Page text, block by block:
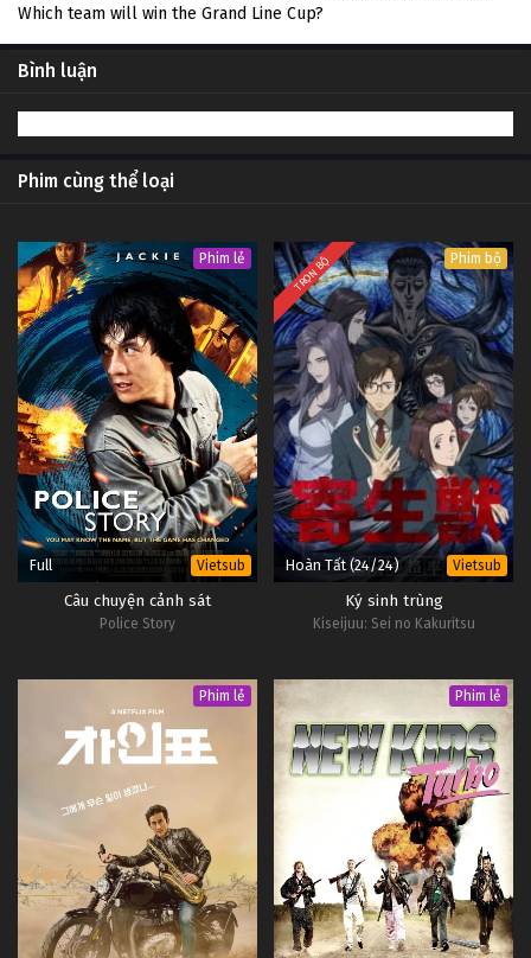
Which team will win the Grand Line Cup?
Bình luận
Phim cùng thể loại
Phim lẻ
Full Vietsub
Câu chuyện cảnh sát
Police Story
TRỌN BỘ Phim bộ
Hoàn Tất (24/24) Vietsub
Ký sinh trùng
Kiseijuu: Sei no Kakuritsu
Phim lẻ Phim lẻ